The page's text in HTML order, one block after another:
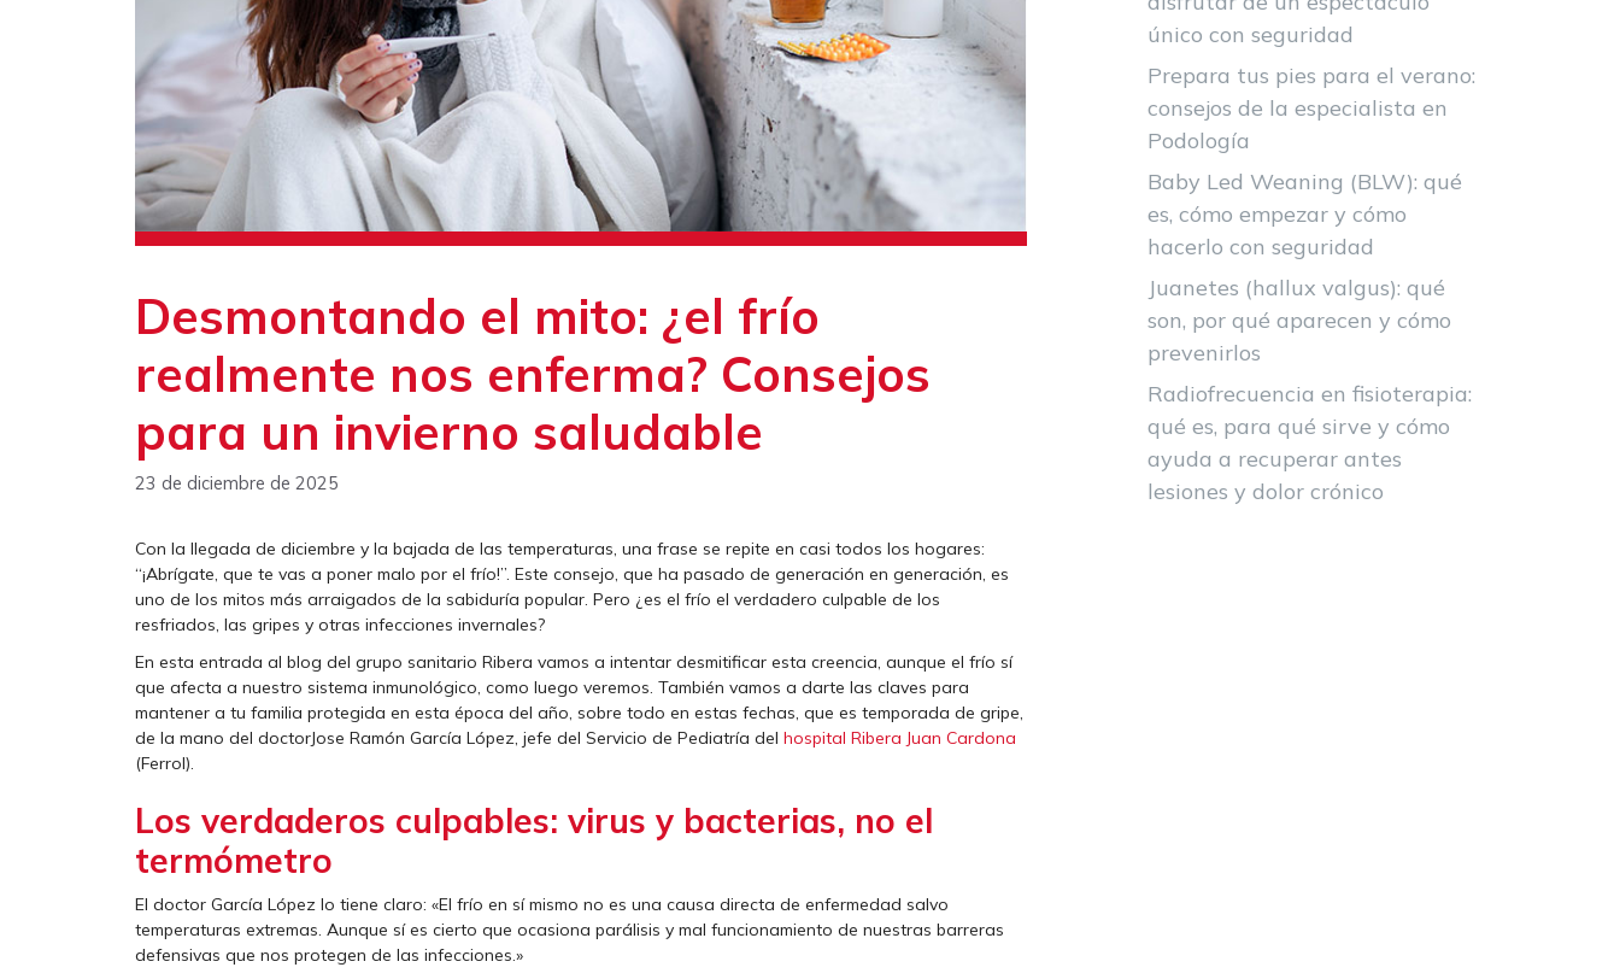
Desmontando el mito: ¿el frío
realmente nos enferma? Consejos
para un invierno saludable
23 de diciembre de 2025
Con la llegada de diciembre y la bajada de las temperaturas, una frase se repite en casi todos los hogares:
“¡Abrígate, que te vas a poner malo por el frío!”. Este consejo, que ha pasado de generación en generación, es
uno de los mitos más arraigados de la sabiduría popular. Pero ¿es el frío el verdadero culpable de los
resfriados, las gripes y otras infecciones invernales?
En esta entrada al blog del grupo sanitario Ribera vamos a intentar desmitificar esta creencia, aunque el frío sí
que afecta a nuestro sistema inmunológico, como luego veremos. También vamos a darte las claves para
mantener a tu familia protegida en esta época del año, sobre todo en estas fechas, que es temporada de gripe,
de la mano del doctorJose Ramón García López, jefe del Servicio de Pediatría del hospital Ribera Juan Cardona
(Ferrol).
Los verdaderos culpables: virus y bacterias, no el
termómetro
El doctor García López lo tiene claro: «El frío en sí mismo no es una causa directa de enfermedad salvo
temperaturas extremas. Aunque sí es cierto que ocasiona parálisis y mal funcionamiento de nuestras barreras
defensivas que nos protegen de las infecciones.»
único con seguridad
Prepara tus pies para el verano:
consejos de la especialista en
Podología
Baby Led Weaning (BLW): qué
es, cómo empezar y cómo
hacerlo con seguridad
Juanetes (hallux valgus): qué
son, por qué aparecen y cómo
prevenirlos
Radiofrecuencia en fisioterapia:
qué es, para qué sirve y cómo
ayuda a recuperar antes
lesiones y dolor crónico